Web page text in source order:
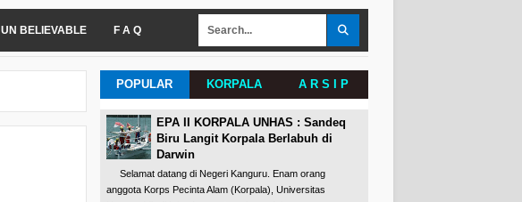
UN BELIEVABLE F A Q
POPULAR KORPALA A R S I P
EPA II KORPALA UNHAS : Sandeq
Biru Langit Korpala Berlabuh di
Darwin
Selamat datang di Negeri Kanguru. Enam orang
anggota Korps Pecinta Alam (Korpala), Universitas